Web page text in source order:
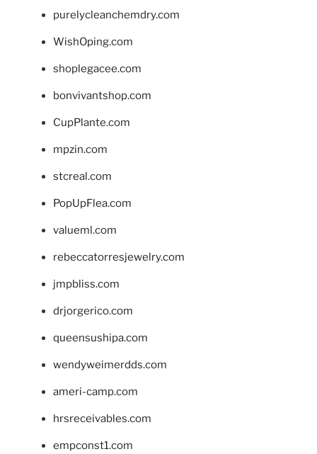
purelycleanchemdry.com
WishOping.com
shoplegacee.com
bonvivantshop.com
CupPlante.com
mpzin.com
stcreal.com
PopUpFlea.com
valueml.com
rebeccatorresjewelry.com
jmpbliss.com
drjorgerico.com
queensushipa.com
wendyweimerdds.com
ameri-camp.com
hrsreceivables.com
empconst1.com